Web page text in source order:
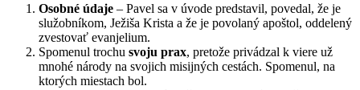
Osobné údaje – Pavel sa v úvode predstavil, povedal, že je
služobníkom, Ježiša Krista a že je povolaný apoštol, oddelený
zvestovať evanjelium.
Spomenul trochu svoju prax, pretože privádzal k viere už
mnohé národy na svojich misijných cestách. Spomenul, na
ktorých miestach bol.